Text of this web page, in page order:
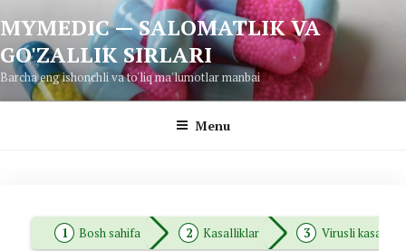
to
content
MYMEDIC — SALOMATLIK VA
GO'ZALLIK SIRLARI
Barcha eng ishonchli va to'liq ma'lumotlar manbai
Menu
Bosh sahifa Kasalliklar Virusli